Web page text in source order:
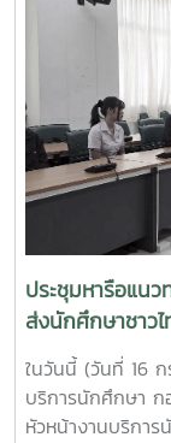
ถ้วน)โดยจัดสรร
2569 ดังนี้ทุนกา
เนื่องจากปีการศึ
ให้แก่นักศึกษาราย
การศึกษาไม่ต่อเนื่
ให้แก่นักศึกษารา
คือมหาวิทยาลัยแม่
– แพร่ เฉลิมพระ
ชุมพร จำนวน 1
เป็นนักศึกษาระดั
เรียนที่ 1 ในปีกา
ทรัพย์ในการศึกษา
ไม่เคยถูกลงโทษท
ข้าราชการ พนักง
นักศึกษาจะต้องไ
ประชุมหารือแน
ส่งนักศึกษาชาว
ในวันนี้ (วันที่ 16
บริการนักศึกษา
หัวหน้างานบริกา